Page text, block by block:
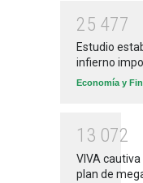
25 477
Estudio
infierno
Economía y
1 3 072
VIVA
plan de